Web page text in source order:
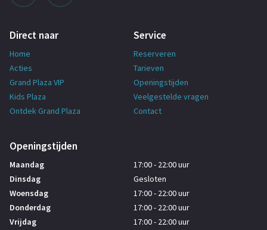
Direct naar
Home
Acties
Grand Plaza VIP
Kids Plaza
Ontdek Grand Plaza
Service
Reserveren
Tarieven
Openingstijden
Veelgestelde vragen
Contact
Openingstijden
Maandag
Dinsdag
Woensdag
Donderdag
Vrijdag
17:00 - 22:00 uur
Gesloten
17:00 - 22:00 uur
17:00 - 22:00 uur
17:00 - 22:00 uur